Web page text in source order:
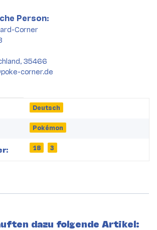
Person:
Corner
35466
corner.de
Deutsch
Pokémon
18 3
dazu folgende Artikel: